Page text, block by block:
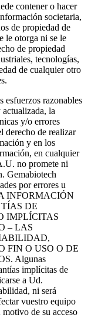
contener o hacer
societaria,
de propiedad de
le otorga ni se le
de propiedad
tecnologías,
de cualquier otro
esfuerzos razonables
la
y/o errores
derecho de realizar
y en los
en cualquier
no promete ni
Gemabiotech
por errores u
INFORMACIÓN
DE
IMPLÍCITAS
– LAS
FIN O USO O DE
Algunas
implícitas de
a Ud.
ni será
vuestro equipo
de su acceso